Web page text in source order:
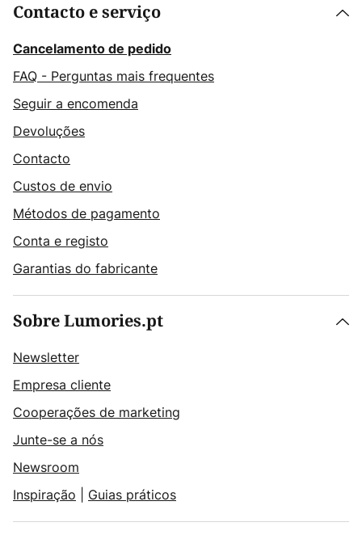
Contacto e serviço
Cancelamento de pedido
FAQ - Perguntas mais frequentes
Seguir a encomenda
Devoluções
Contacto
Custos de envio
Métodos de pagamento
Conta e registo
Garantias do fabricante
Sobre Lumories.pt
Newsletter
Empresa cliente
Cooperações de marketing
Junte-se a nós
Newsroom
Inspiração
Guias práticos